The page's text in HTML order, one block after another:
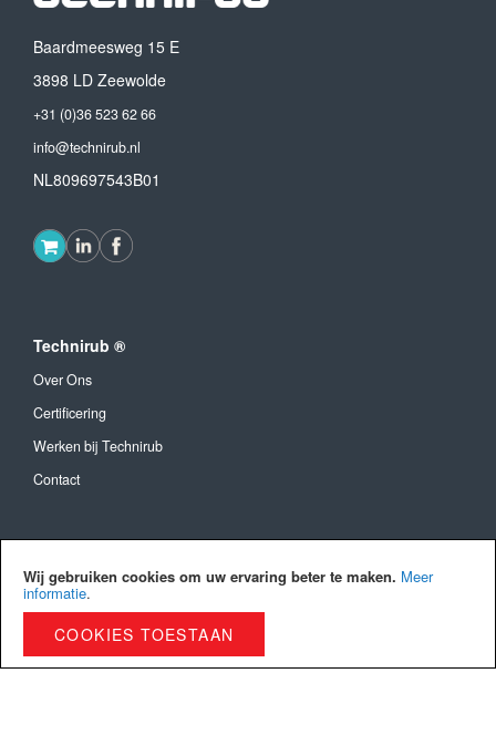
Wij gebruiken cookies om uw ervaring beter te maken. Meer
informatie.
COOKIES TOESTAAN
Baardmeesweg 15 E
3898 LD Zeewolde
+31 (0)36 523 62 66
info@technirub.nl
NL809697543B01
Technirub ®
Over Ons
Certificering
Werken bij Technirub
Contact
Algemene Voorwaarden
Betaalmethoden